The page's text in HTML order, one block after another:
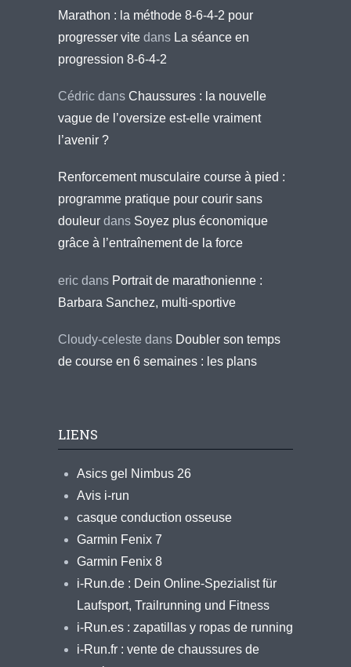
Marathon : la méthode 8-6-4-2 pour
progresser vite dans La séance en
progression 8-6-4-2
Cédric dans Chaussures : la nouvelle
vague de l’oversize est-elle vraiment
l’avenir ?
Renforcement musculaire course à pied :
programme pratique pour courir sans
douleur dans Soyez plus économique
grâce à l’entraînement de la force
eric dans Portrait de marathonienne :
Barbara Sanchez, multi-sportive
Cloudy-celeste dans Doubler son temps
de course en 6 semaines : les plans
LIENS
Asics gel Nimbus 26
Avis i-run
casque conduction osseuse
Garmin Fenix 7
Garmin Fenix 8
i-Run.de : Dein Online-Spezialist für
Laufsport, Trailrunning und Fitness
i-Run.es : zapatillas y ropas de running
i-Run.fr : vente de chaussures de